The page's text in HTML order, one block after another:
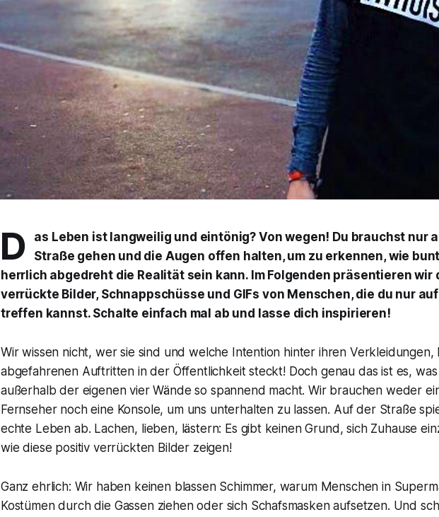
D
as Leben ist langweilig und eintönig? Von wegen! Du brauchst nur
Straße gehen und die Augen offen halten, um zu erkennen, wie
herrlich abgedreht die Realität sein kann. Im Folgenden präsentieren wir
verrückte Bilder, Schnappschüsse und GIFs von Menschen, die du nur
treffen kannst. Schalte einfach mal ab und lasse dich inspirieren!
Wir wissen nicht, wer sie sind und welche Intention hinter ihren Verkleidungen,
abgefahrenen Auftritten in der Öffentlichkeit steckt! Doch genau das ist es,
außerhalb der eigenen vier Wände so spannend macht. Wir brauchen weder
Fernseher noch eine Konsole, um uns unterhalten zu lassen. Auf der Straße
echte Leben ab. Lachen, lieben, lästern: Es gibt keinen Grund, sich Zuhause
wie diese positiv verrückten Bilder zeigen!
Ganz ehrlich: Wir haben keinen blassen Schimmer, warum Menschen in
Kostümen durch die Gassen ziehen oder sich Schafsmasken aufsetzen. Und